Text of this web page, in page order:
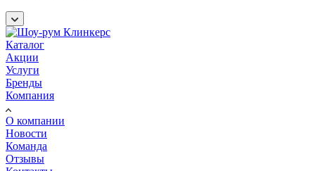
Каталог
Акции
Услуги
Бренды
Компания
О компании
Новости
Команда
Отзывы